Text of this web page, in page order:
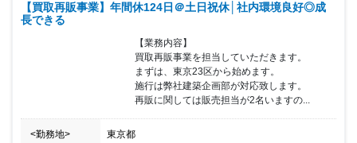
成長過程にある為、まだまだ重要ポジションも空席です。 ぜひとも
会社の中枢を担う席に飛び込んできていただければと 思います。
こうした成長環境の中で、幅広く不動産に携わり、 成長したい方を
時間20時間以内※全社員平均 ・完全週休2日制（土日祝） ・年間休
日数124日（2023年） ・夏季休暇・冬季休暇・GW休暇各1週間程
した働 きやすい環境で、メリハリをつけて頑張れる職場で ありた
いと思っています。 方を求めています。 会社全体でかなり良好な
環境で勤務出来てます。 オンとオフの切り替えがはっきりしている
【買取再販事業】年間休124日＠土日祝休│社内環境良好◎成
長できる
【業務内容】
買取再販事業を担当していただきます。
まずは、東京23区から始めます。
施行は弊社建築企画部が対応致します。
再販に関しては販売担当が2名いますの...
<勤務地> 東京都